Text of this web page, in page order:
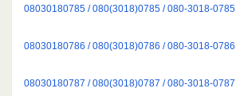
08030180785 / 080(3018)0785 / 080-3018-0785
08030180786 / 080(3018)0786 / 080-3018-0786
08030180787 / 080(3018)0787 / 080-3018-0787